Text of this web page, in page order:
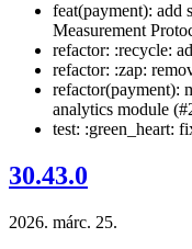
feat(payment): add
Measurement
refactor: :recycle:
refactor: :zap:
refactor(payment):
analytics module
test: :green_heart:
30.43.0
2026. márc. 25.